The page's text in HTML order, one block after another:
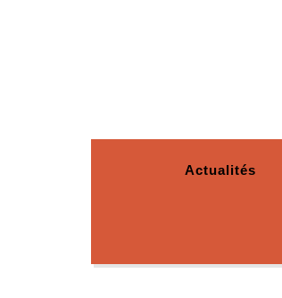
Actualités